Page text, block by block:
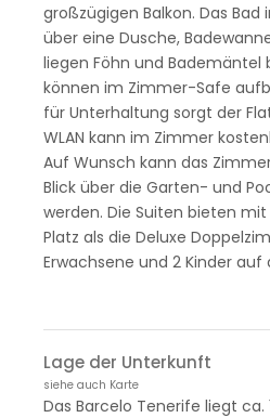
großzügigen Balkon. Das
über eine Dusche,
liegen Föhn und Bademäntel
können im Zimmer-Safe
für Unterhaltung sorgt der
WLAN kann im Zimmer
Auf Wunsch kann das
Blick über die Garten- und
werden. Die Suiten bieten
Platz als die Deluxe
Erwachsene und 2 Kinder
Lage der Unterkunft
siehe auch Karte
Das Barcelo Tenerife liegt ca.